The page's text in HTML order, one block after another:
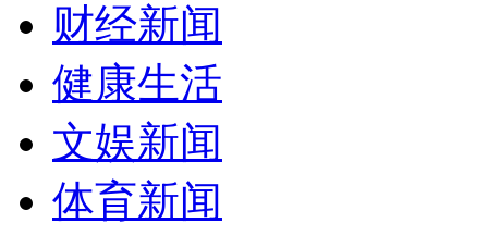
财经新闻
健康生活
文娱新闻
体育新闻